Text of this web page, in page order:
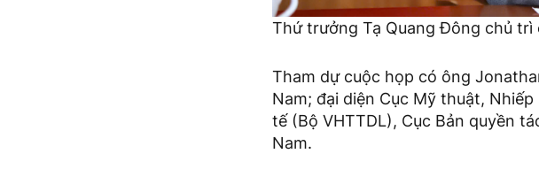
Thứ trưởng Tạ Quang Đông chủ trì
Tham dự cuộc họp có ông
Nam; đại diện Cục Mỹ thuật,
tế (Bộ VHTTDL), Cục Bản quyền
Nam.